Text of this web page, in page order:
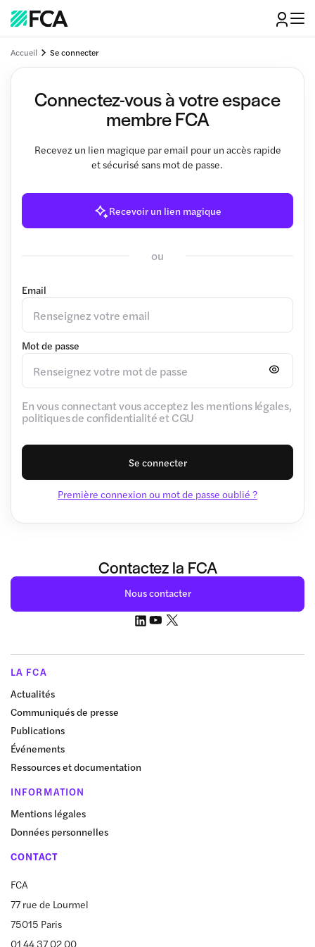
Accueil Se connecter
Connectez-vous à votre espace
membre FCA
Recevez un lien magique par email pour un accès rapide
et sécurisé sans mot de passe.
Recevoir un lien magique
ou
Email
Mot de passe
En vous connectant vous acceptez les mentions légales,
politiques de confidentialité et CGU
Se connecter
Première connexion ou mot de passe oublié ?
Contactez la FCA
Nous contacter
LA FCA
Actualités
Communiqués de presse
Publications
Événements
Ressources et documentation
INFORMATION
Mentions légales
Données personnelles
CONTACT
FCA
77 rue de Lourmel
75015 Paris
01 44 37 02 00